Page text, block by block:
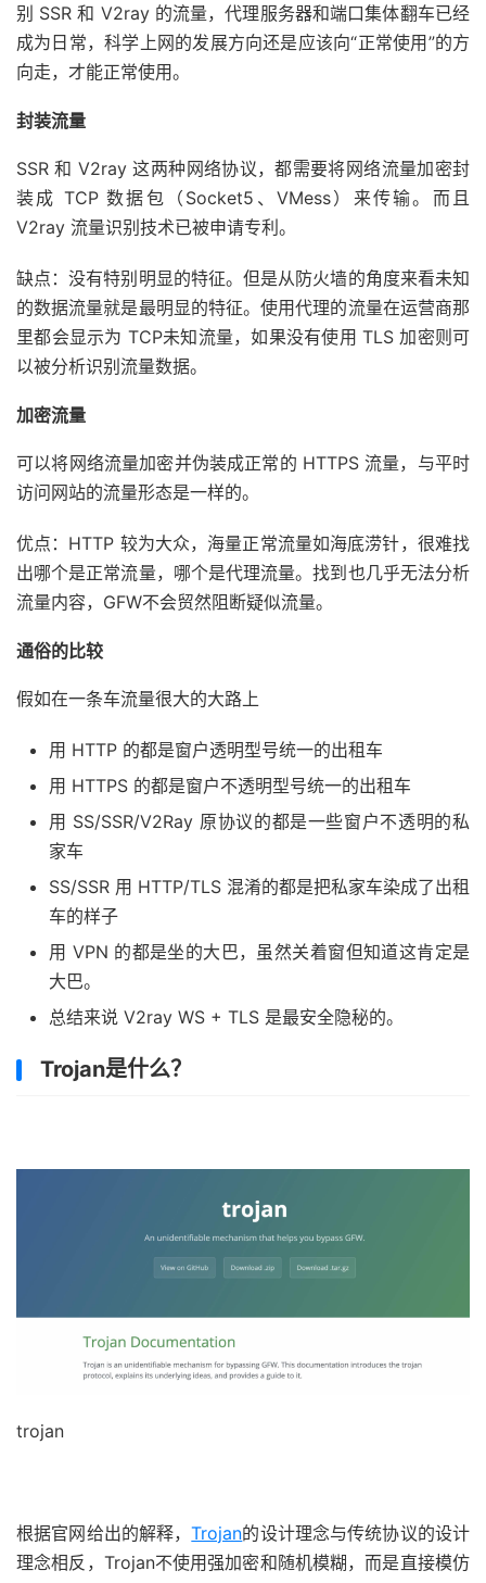
别 SSR 和 V2ray 的流量，代理服务器和端口集体翻车已经
成为日常，科学上网的发展方向还是应该向“正常使用”的方
向走，才能正常使用。
封装流量
SSR 和 V2ray 这两种网络协议，都需要将网络流量加密封
装成 TCP 数据包（Socket5、VMess）来传输。而且
V2ray 流量识别技术已被申请专利。
缺点：没有特别明显的特征。但是从防火墙的角度来看未知
的数据流量就是最明显的特征。使用代理的流量在运营商那
里都会显示为 TCP未知流量，如果没有使用 TLS 加密则可
以被分析识别流量数据。
加密流量
可以将网络流量加密并伪装成正常的 HTTPS 流量，与平时
访问网站的流量形态是一样的。
优点：HTTP 较为大众，海量正常流量如海底涝针，很难找
出哪个是正常流量，哪个是代理流量。找到也几乎无法分析
流量内容，GFW不会贸然阻断疑似流量。
通俗的比较
假如在一条车流量很大的大路上
用 HTTP 的都是窗户透明型号统一的出租车
用 HTTPS 的都是窗户不透明型号统一的出租车
用 SS/SSR/V2Ray 原协议的都是一些窗户不透明的私
家车
SS/SSR 用 HTTP/TLS 混淆的都是把私家车染成了出租
车的样子
用 VPN 的都是坐的大巴，虽然关着窗但知道这肯定是
大巴。
总结来说 V2ray WS + TLS 是最安全隐秘的。
Trojan是什么？
trojan
根据官网给出的解释，Trojan的设计理念与传统协议的设计
理念相反，Trojan不使用强加密和随机模糊，而是直接模仿